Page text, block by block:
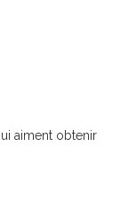
aiment obtenir